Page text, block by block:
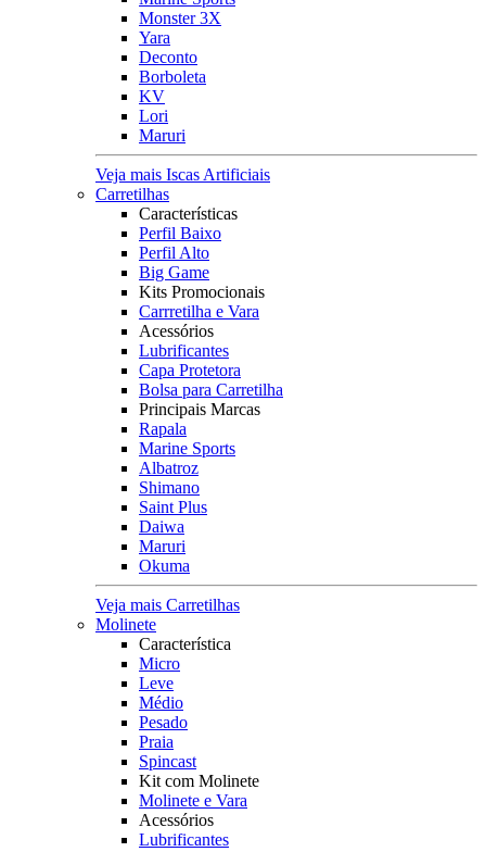
Monster 3X
Yara
Deconto
Borboleta
KV
Lori
Maruri
Veja mais Iscas Artificiais
Carretilhas
Características
Perfil Baixo
Perfil Alto
Big Game
Kits Promocionais
Carrretilha e Vara
Acessórios
Lubrificantes
Capa Protetora
Bolsa para Carretilha
Principais Marcas
Rapala
Marine Sports
Albatroz
Shimano
Saint Plus
Daiwa
Maruri
Okuma
Veja mais Carretilhas
Molinete
Característica
Micro
Leve
Médio
Pesado
Praia
Spincast
Kit com Molinete
Molinete e Vara
Acessórios
Lubrificantes